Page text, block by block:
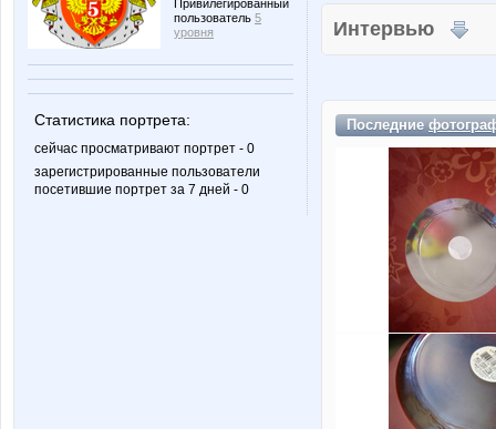
Привилегированный
пользователь 5
уровня
Статистика портрета:
сейчас просматривают портрет - 0
зарегистрированные пользователи
посетившие портрет за 7 дней - 0
Интервью
Последние